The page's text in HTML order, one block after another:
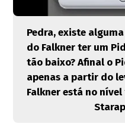
Pedra, existe
do Falkner ter um
tão baixo? Afinal o
apenas a partir do
Falkner está no nível